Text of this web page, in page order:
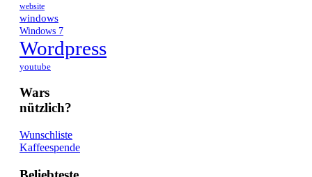
website
windows
Windows 7
Wordpress
youtube
Wars
nützlich?
Wunschliste
Kaffeespende